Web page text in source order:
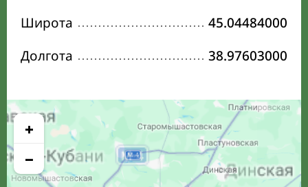
Широта
45.04484000
Долгота
38.97603000
+
−